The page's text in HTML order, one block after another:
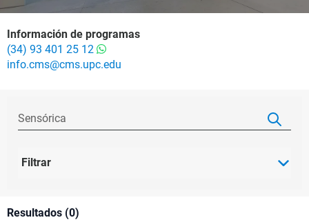
Información de programas
(34) 93 401 25 12
info.cms@cms.upc.edu
Filtrar
Resultados (0)